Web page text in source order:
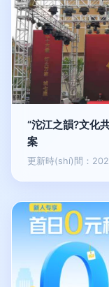
“沱江之韻?文化
案
更新時(shí)間：